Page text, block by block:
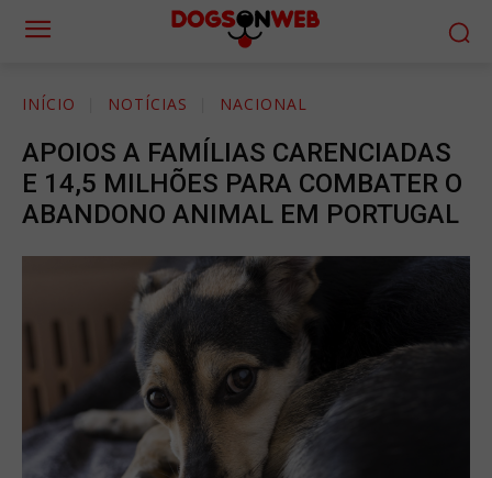
INÍCIO NOTÍCIAS NACIONAL
APOIOS A FAMÍLIAS CARENCIADAS
E 14,5 MILHÕES PARA COMBATER O
ABANDONO ANIMAL EM PORTUGAL